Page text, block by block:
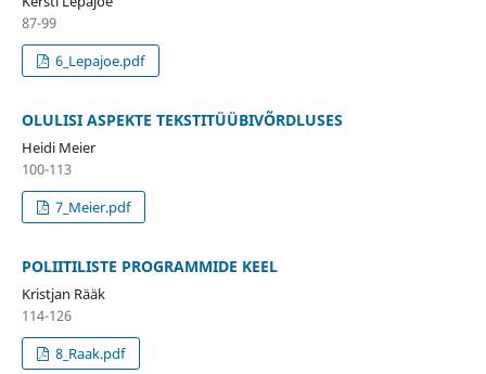
87-99
6_Lepajoe.pdf
OLULISI ASPEKTE TEKSTITÜÜBIVÕRDLUSES
Heidi Meier
100-113
7_Meier.pdf
POLIITILISTE PROGRAMMIDE KEEL
Kristjan Rääk
114-126
8_Raak.pdf